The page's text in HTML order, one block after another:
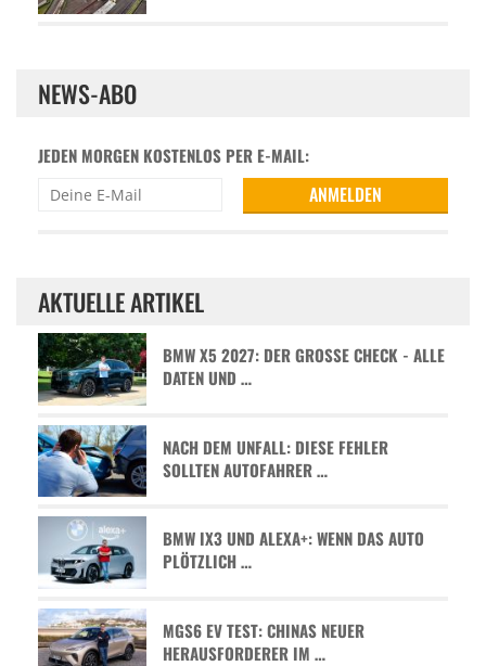
NEWS-ABO
JEDEN MORGEN KOSTENLOS PER E-MAIL:
AKTUELLE ARTIKEL
BMW X5 2027: DER GROSSE CHECK - ALLE D
ATEN UND …
NACH DEM UNFALL: DIESE FEHLER
SOLLTEN AUTOFAHRER …
BMW IX3 UND ALEXA+: WENN DAS AUTO
PLÖTZLICH …
MGS6 EV TEST: CHINAS NEUER
HERAUSFORDERER IM …